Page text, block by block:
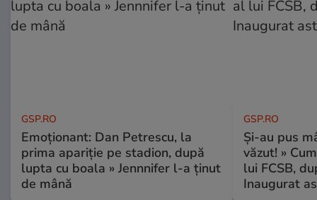
GSP.RO
Emoționant: Dan Petrescu, la
prima apariție pe stadion, după
lupta cu boala » Jennnifer l-a ținut
de mână
GSP.RO
Și-au pus
văzut! »
lui FCSB,
Inaugurat